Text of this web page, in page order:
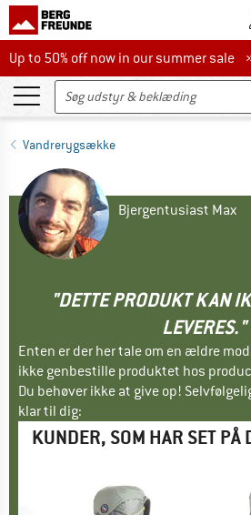
Up to 50% off now in our summer sale
Up to 50% off now in our summer sale
Vandrerygsække
Bjergentusiast Max
"DETTE PRODUKT KAN
LEVERES."
Enten er der her tale om en ældre
ikke genbestille produktet hos
Du behøver ikke at give op!
klar til dig:
KUNDER, SOM HAR SET PÅ